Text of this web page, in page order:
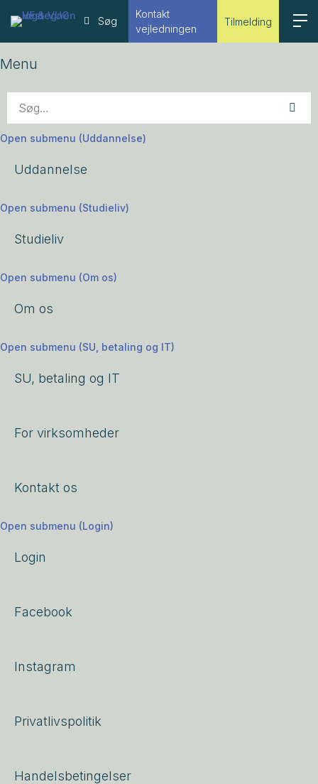
Menu
Menu
Open submenu (Uddannelse)
Uddannelse
Open submenu (Studieliv)
Studieliv
Open submenu (Om os)
Om os
Open submenu (SU, betaling og IT)
SU, betaling og IT
For virksomheder
Kontakt os
Open submenu (Login)
Login
Facebook
Instagram
Privatlivspolitik
Handelsbetingelser
Søg Tilmelding
Kontakt
vejledningen